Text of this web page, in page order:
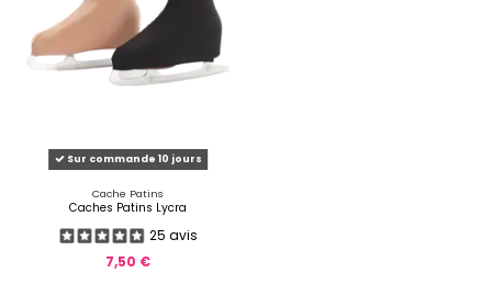
Sur commande 10 jours
Cache Patins
Caches Patins Lycra
25 avis
7,50 €